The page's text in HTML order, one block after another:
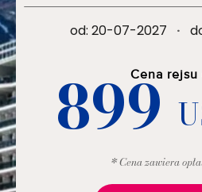
od: 20-07-2027 ·
Cena rejsu
899
* Cena zawiera